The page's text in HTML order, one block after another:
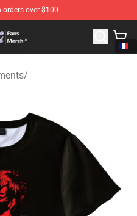
over $100
Corpse Husband
/